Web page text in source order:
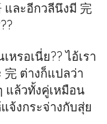
และอีกวลีนึงมี 完
รอเนี่ย?? ไอ้เรา
完 ต่างก็แปลว่า
แล้วทั้งคู่เหมือน
จ้งกระจ่างกับสุ่ย